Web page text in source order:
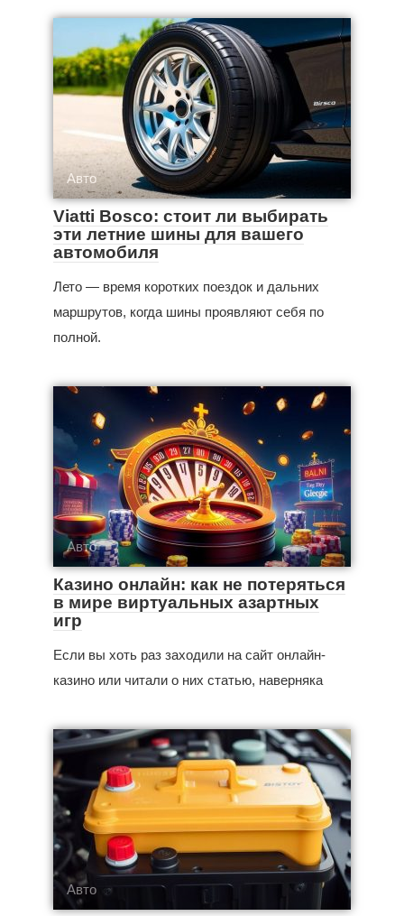
Авто
Viatti Bosco: стоит ли выбирать
эти летние шины для вашего
автомобиля
Лето — время коротких поездок и дальних
маршрутов, когда шины проявляют себя по
полной.
Авто
Казино онлайн: как не потеряться
в мире виртуальных азартных
игр
Если вы хоть раз заходили на сайт онлайн-
казино или читали о них статью, наверняка
Авто